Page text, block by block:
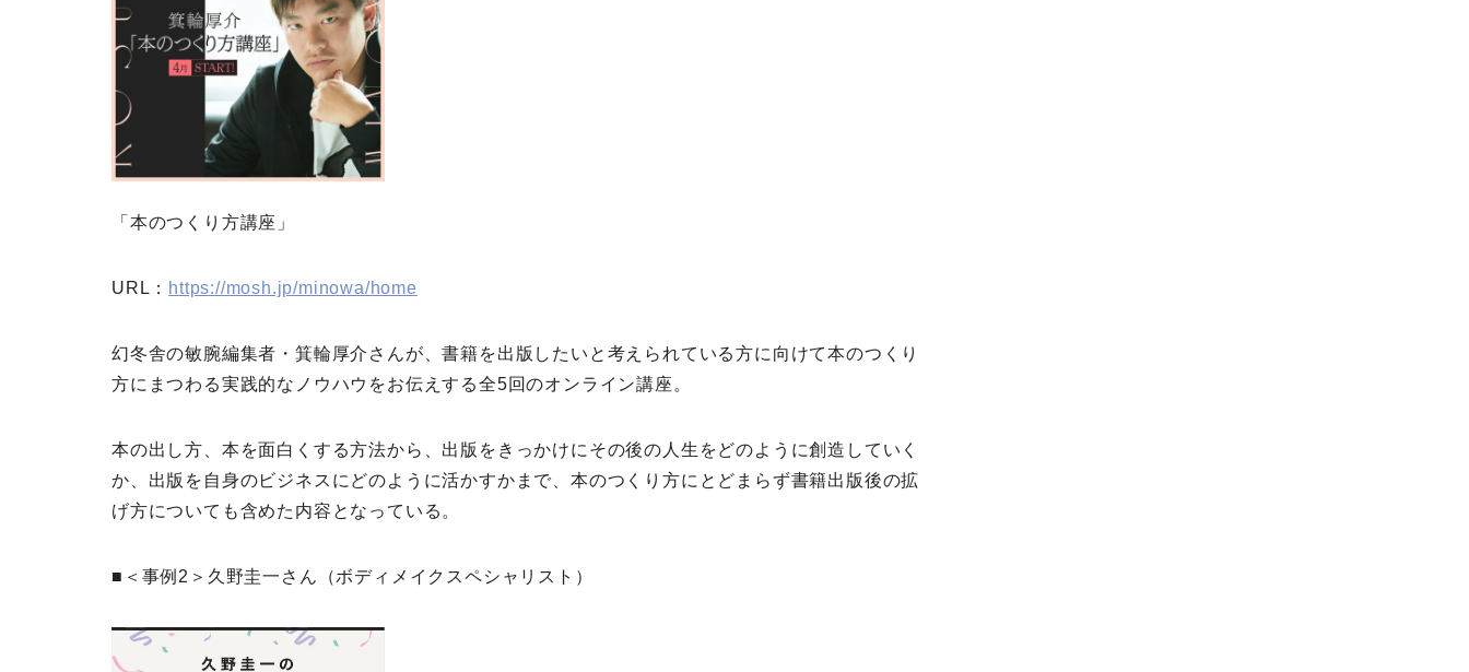
「本のつくり方講座」
URL： https://mosh.jp/minowa/home
幻冬舎の敏腕編集者・箕輪厚介さんが、書籍を出版したいと考えられている方に向けて本のつくり
方にまつわる実践的なノウハウをお伝えする全5回のオンライン講座。
本の出し方、本を面白くする方法から、出版をきっかけにその後の人生をどのように創造していく
か、出版を自身のビジネスにどのように活かすかまで、本のつくり方にとどまらず書籍出版後の拡
げ方についても含めた内容となっている。
■＜事例2＞久野圭一さん（ボディメイクスペシャリスト）